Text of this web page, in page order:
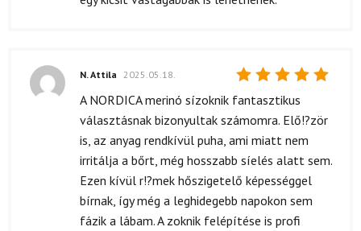
Értékelés:
N. Attila 2025.05.18.
A NORDICA merinó sízoknik fantasztikus
választásnak bizonyultak számomra. Elő!?zör
is, az anyag rendkívül puha, ami miatt nem
irritálja a bőrt, még hosszabb síelés alatt sem.
Ezen kívül r!?mek hőszigetelő képességgel
bírnak, így még a leghidegebb napokon sem
fázik a lábam. A zoknik felépítése is profi